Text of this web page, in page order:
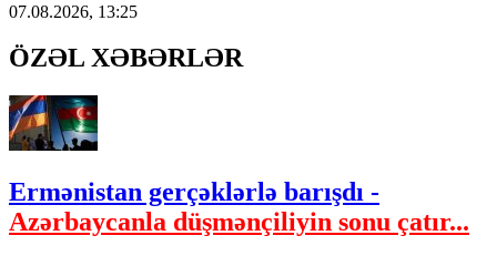
07.08.2026, 13:25
ÖZƏL XƏBƏRLƏR
Ermənistan gerçəklərlə barışdı -
Azərbaycanla düşmənçiliyin sonu çatır...